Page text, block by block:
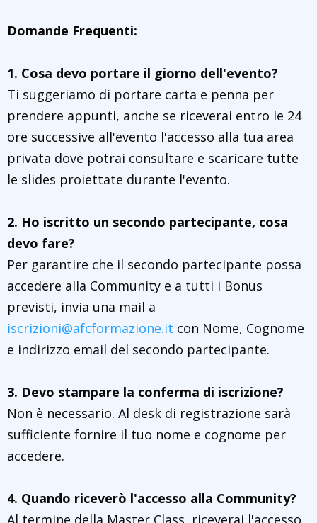
Domande Frequenti:
1. Cosa devo portare il giorno dell'evento?
Ti suggeriamo di portare carta e penna per
prendere appunti, anche se riceverai entro le 24
ore successive all'evento l'accesso alla tua area
privata dove potrai consultare e scaricare tutte
le slides proiettate durante l'evento.
2. Ho iscritto un secondo partecipante, cosa
devo fare?
Per garantire che il secondo partecipante possa
accedere alla Community e a tutti i Bonus
previsti, invia una mail a
iscrizioni@afcformazione.it con Nome, Cognome
e indirizzo email del secondo partecipante.
3. Devo stampare la conferma di iscrizione?
Non è necessario. Al desk di registrazione sarà
sufficiente fornire il tuo nome e cognome per
accedere.
4. Quando riceverò l'accesso alla Community?